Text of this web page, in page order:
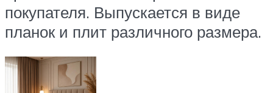
покупателя. Выпускается в виде
планок и плит различного размера.